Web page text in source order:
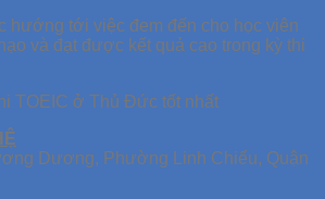
hướng tới việc đem đến cho học viên
và đạt được kết quả cao trong kỳ thi
Dương, Phường Linh Chiểu, Quận